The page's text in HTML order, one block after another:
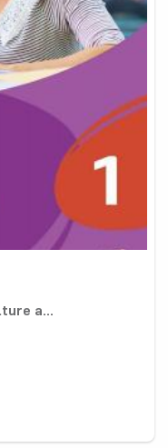
a...